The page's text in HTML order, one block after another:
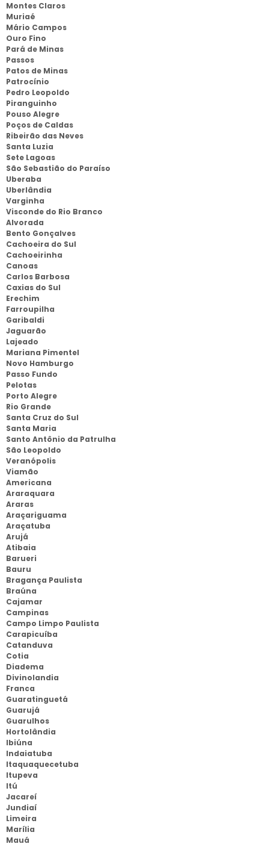
Montes Claros
Muriaé
Mário Campos
Ouro Fino
Pará de Minas
Passos
Patos de Minas
Patrocínio
Pedro Leopoldo
Piranguinho
Pouso Alegre
Poços de Caldas
Ribeirão das Neves
Santa Luzia
Sete Lagoas
São Sebastião do Paraíso
Uberaba
Uberlândia
Varginha
Visconde do Rio Branco
Alvorada
Bento Gonçalves
Cachoeira do Sul
Cachoeirinha
Canoas
Carlos Barbosa
Caxias do Sul
Erechim
Farroupilha
Garibaldi
Jaguarão
Lajeado
Mariana Pimentel
Novo Hamburgo
Passo Fundo
Pelotas
Porto Alegre
Rio Grande
Santa Cruz do Sul
Santa Maria
Santo Antônio da Patrulha
São Leopoldo
Veranópolis
Viamão
Americana
Araraquara
Araras
Araçariguama
Araçatuba
Arujá
Atibaia
Barueri
Bauru
Bragança Paulista
Braúna
Cajamar
Campinas
Campo Limpo Paulista
Carapicuíba
Catanduva
Cotia
Diadema
Divinolandia
Franca
Guaratinguetá
Guarujá
Guarulhos
Hortolândia
Ibiúna
Indaiatuba
Itaquaquecetuba
Itupeva
Itú
Jacareí
Jundiaí
Limeira
Marília
Mauá